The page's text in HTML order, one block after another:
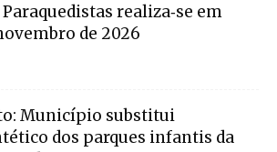
Paraquedistas realiza‑se em
de 2026
Município substitui
dos parques infantis da